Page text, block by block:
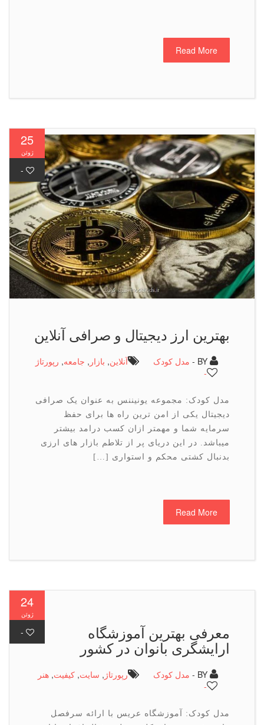
Read More
25
ژوئن
-
بهترین ارز دیجیتال و صرافی آنلاین
مدل کودک آنلاین ,بازار,جامعه,رپورتاژ
مدل کودک: مجموعه یونیننس به عنوان یک صرافی
دیجیتال یکی از امن ترین راه ها برای حفظ
سرمایه شما و مهمتر ازان کسب درامد بیشتر
میباشد. در این دریای پر از تلاطم بازار های ارزی
بدنبال کشتی محکم و استواری […]
Read More
معرفی بهترین آموزشگاه
ارایشگری بانوان در كشور
مدل کودک رپورتاژ,سایت, كیفیت,هنر
مدل کودک: آموزشگاه عریس با ارائه سرفصل